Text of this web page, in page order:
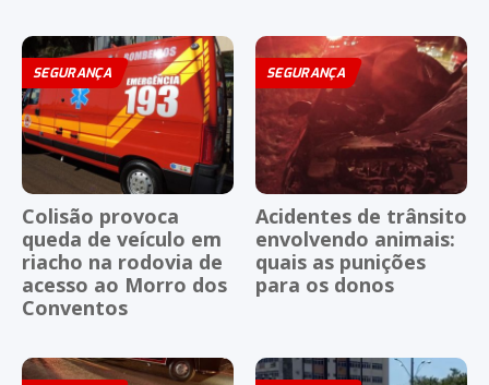
SEGURANÇA
Colisão provoca
queda de veículo em
riacho na rodovia de
acesso ao Morro dos
Conventos
SEGURANÇA
Acidentes de trânsito
envolvendo animais:
quais as punições
para os donos